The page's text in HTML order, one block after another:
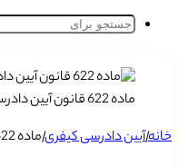
ماده 622 قانون آیین دادرسی کیفری
خانه|آیین دادرسی کیفری|ماده 622 قانون آیین دادرسی کیفری